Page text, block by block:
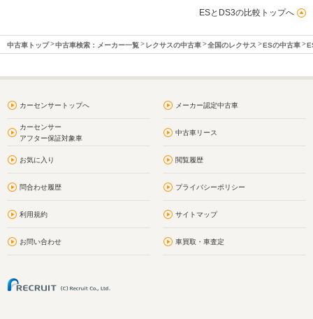
ESとDS3の比較トップへ
中古車トップ 中古車検索：メーカー一覧 レクサスの中古車 全国のレクサス ESの中古車
カーセンサートップへ メーカー認定中古車
カーセンサー
アフター保証対象車
中古車リース
お気に入り 閲覧履歴
問合わせ履歴 プライバシーポリシー
利用規約 サイトマップ
お問い合わせ 車買取・車査定